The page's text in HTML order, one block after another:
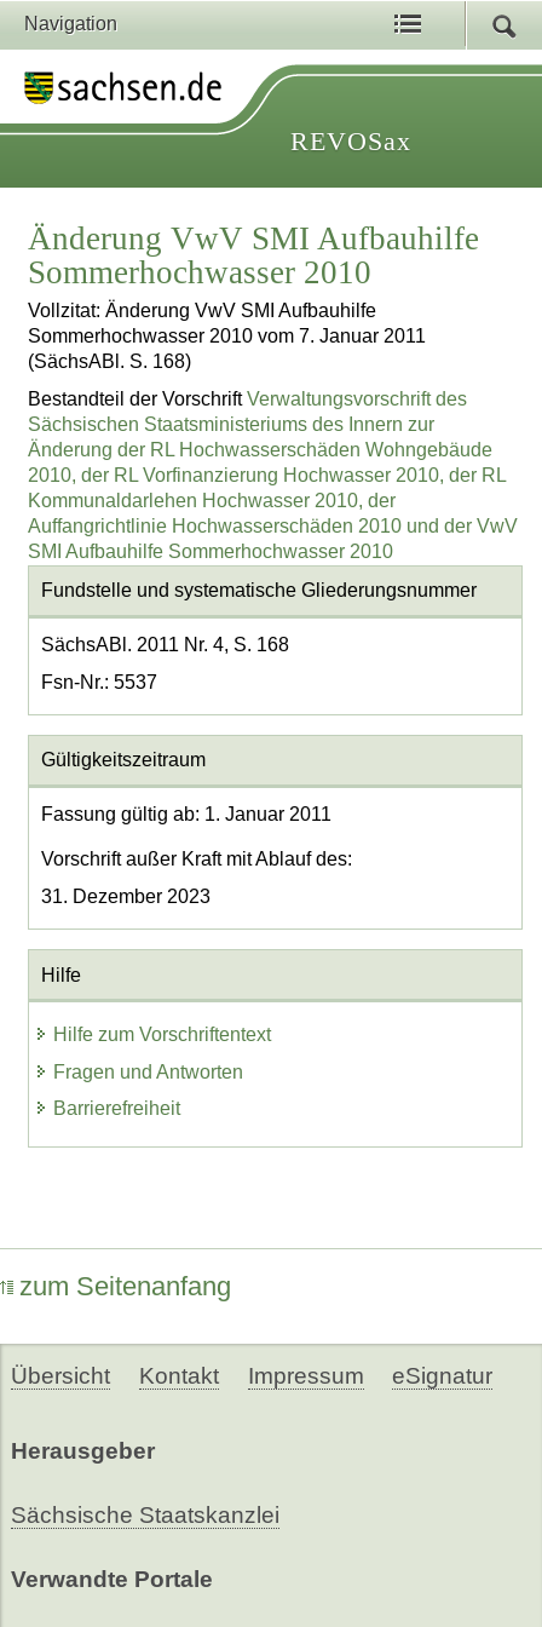
Navigation
REVOSax
Änderung VwV SMI Aufbauhilfe
Sommerhochwasser 2010
Vollzitat: Änderung VwV SMI Aufbauhilfe
Sommerhochwasser 2010 vom 7. Januar 2011
(SächsABl. S. 168)
Bestandteil der VorschriftVerwaltungsvorschrift des
Sächsischen Staatsministeriums des Innern zur
Änderung der RL Hochwasserschäden Wohngebäude
2010, der RL Vorfinanzierung Hochwasser 2010, der RL
Kommunaldarlehen Hochwasser 2010, der
Auffangrichtlinie Hochwasserschäden 2010 und der VwV
SMI Aufbauhilfe Sommerhochwasser 2010
Fundstelle und systematische Gliederungsnummer
SächsABl. 2011 Nr. 4, S. 168
Fsn-Nr.: 5537
Gültigkeitszeitraum
Fassung gültig ab: 1. Januar 2011
Vorschrift außer Kraft mit Ablauf des:
31. Dezember 2023
Hilfe
Hilfe zum Vorschriftentext
Fragen und Antworten
Barrierefreiheit
zum Seitenanfang
Übersicht Kontakt Impressum eSignatur
Herausgeber
Sächsische Staatskanzlei
Verwandte Portale